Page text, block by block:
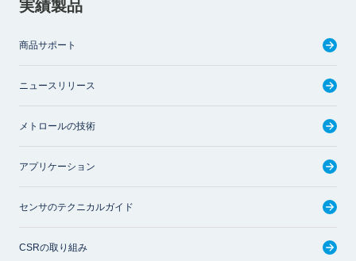
実績製品
商品サポート
ニュースリリース
メトロールの技術
アプリケーション
センサのテクニカルガイド
CSRの取り組み